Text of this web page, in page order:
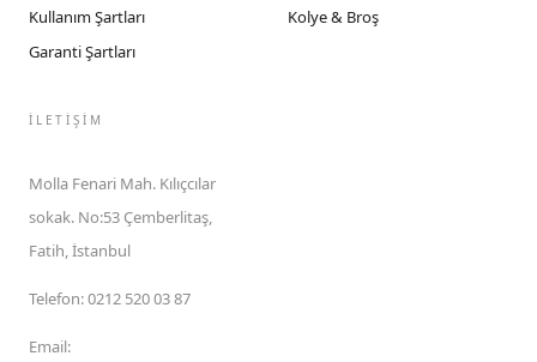
Kullanım Şartları
Garanti Şartları
Kolye & Broş
İLETIŞIM
Molla Fenari Mah. Kılıçcılar
sokak. No:53 Çemberlitaş,
Fatih, İstanbul
Telefon:0212 520 03 87
Email: